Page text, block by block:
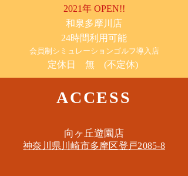
2021年 OPEN!!
​和泉多摩川店
24時間利用可能
​会員制シミュレーションゴルフ導入店
定休日 無 (不定休)
ACCESS
​向ヶ丘遊園店
神奈川県川崎市多摩区​登戸2085-8